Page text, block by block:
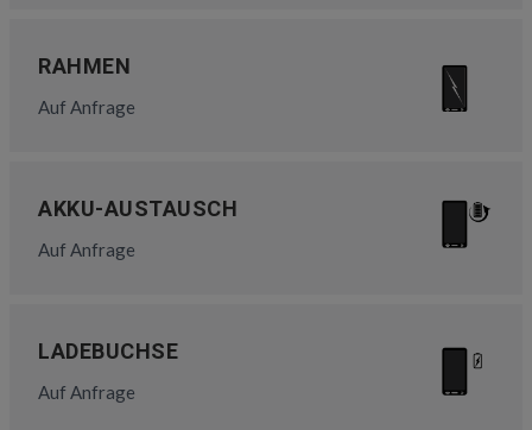
RAHMEN
Auf Anfrage
AKKU-AUSTAUSCH
Auf Anfrage
LADEBUCHSE
Auf Anfrage